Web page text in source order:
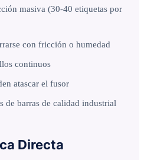
masiva (30-40 etiquetas por
con fricción o humedad
continuos
atascar el fusor
de barras de calidad industrial
Directa